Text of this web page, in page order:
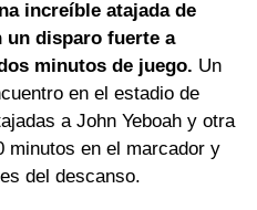
increíble atajada de
un disparo fuerte a
minutos de juego. Un
en el estadio de
a John Yeboah y otra
minutos en el marcador y
del descanso.